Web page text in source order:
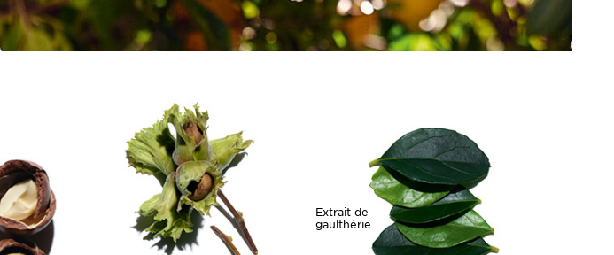
Extrait de
gaulthérie